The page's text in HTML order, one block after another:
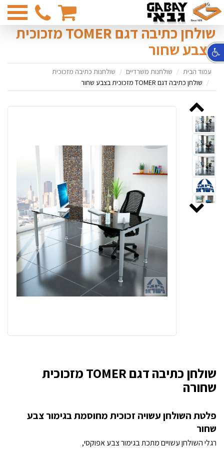
03-
6831374
שולחן כתיבה דגם TOMER מזכוכית
בצבע שחור
עמוד הבית שולחנות משרדיים
שולחנות כתיבה מזכוכית
שולחן כתיבה דגם TOMER מזכוכית בצבע שחור
שולחן כתיבה דגם TOMER מזכוכית
שחורה
פלטת השולחן עשויה זכוכית מחוסמת בגימור צבע
שחור
רגלי השולחן עשויים מתכת בגימור צבע אפוקסי,